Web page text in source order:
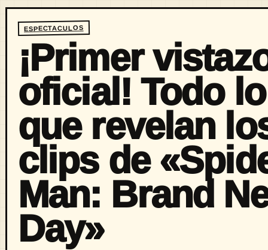
ESPECTACULOS
¡Primer
oficial! Todo lo
que revelan
clips de
Man: Brand
Day»